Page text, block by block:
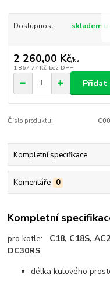
Dostupnost skladem
2 260,00 Kč/ks
1 867,77 Kč bez DPH
Přidat
Číslo produktu:
Kompletní specifikace
Komentáře 0
Kompletní
pro kotle:
C18, C18S,
DC30RS
délka kulového